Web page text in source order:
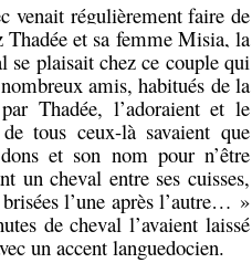
régulièrement faire de
et sa femme Misia, la
se plaisait chez ce couple qui
amis, habitués de la
Thadée, l’adoraient et le
tous ceux-là savaient que
et son nom pour n’être
un cheval entre ses cuisses,
l’une après l’autre… »
de cheval l’avaient laissé
un accent languedocien.